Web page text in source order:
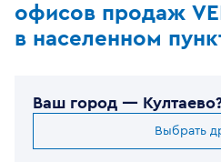
офисов продаж
в населенном
Ваш город — Култаево
Выбрать